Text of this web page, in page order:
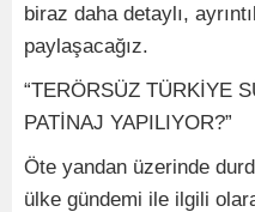
biraz daha detaylı,
paylaşacağız.
“TERÖRSÜZ TÜRKİYE
PATİNAJ YAPILIYOR?”
Öte yandan üzerinde
ülke gündemi ile ilgili